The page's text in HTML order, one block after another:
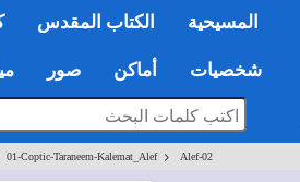
المسيحية الكتاب المقدس
شخصيات أماكن صور
01-Coptic-Taraneem-Kalemat_Alef> Alef-02